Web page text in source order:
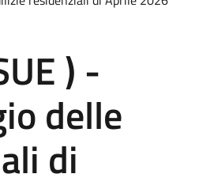
) -
delle
di